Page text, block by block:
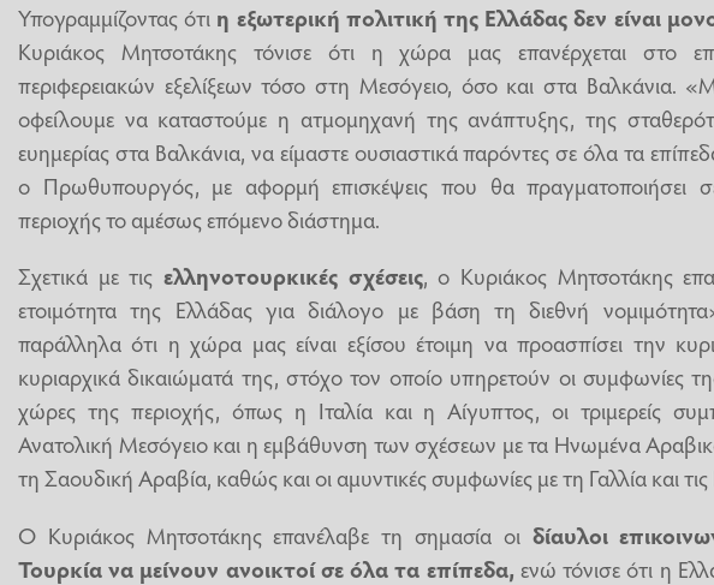
Υπογραμμίζοντας ότι η εξωτερική πολιτική της Ελλάδας δεν είναι
Κυριάκος Μητσοτάκης τόνισε ότι η χώρα μας επανέρχεται στο
περιφερειακών εξελίξεων τόσο στη Μεσόγειο, όσο και στα Βαλκάνια.
οφείλουμε να καταστούμε η ατμομηχανή της ανάπτυξης, της
ευημερίας στα Βαλκάνια, να είμαστε ουσιαστικά παρόντες σε όλα τα
ο Πρωθυπουργός, με αφορμή επισκέψεις που θα πραγματοποιήσει
περιοχής το αμέσως επόμενο διάστημα.
Σχετικά με τις ελληνοτουρκικές σχέσεις, ο Κυριάκος Μητσοτάκης
ετοιμότητα της Ελλάδας για διάλογο με βάση τη διεθνή
παράλληλα ότι η χώρα μας είναι εξίσου έτοιμη να προασπίσει την
κυριαρχικά δικαιώματά της, στόχο τον οποίο υπηρετούν οι συμφωνίες
χώρες της περιοχής, όπως η Ιταλία και η Αίγυπτος, οι τριμερείς
Ανατολική Μεσόγειο και η εμβάθυνση των σχέσεων με τα Ηνωμένα
τη Σαουδική Αραβία, καθώς και οι αμυντικές συμφωνίες με τη Γαλλία και
Ο Κυριάκος Μητσοτάκης επανέλαβε τη σημασία οι δίαυλοι
Τουρκία να μείνουν ανοικτοί σε όλα τα επίπεδα, ενώ τόνισε ότι η